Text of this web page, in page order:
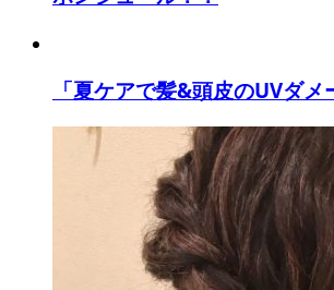
「夏ケアで髪&頭皮のUVダメ